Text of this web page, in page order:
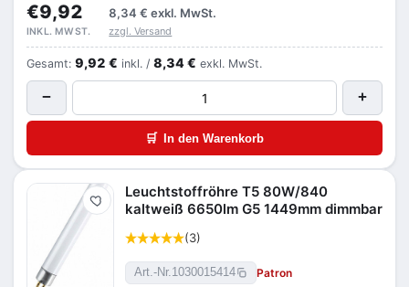
€9,92 8,34 € exkl. MwSt.
INKL. MWST. zzgl. Versand
Gesamt: 9,92 € inkl. / 8,34 € exkl. MwSt.
− +
🛒 In den Warenkorb
Merken
Leuchtstoffröhre T5 80W/840
kaltweiß 6650lm G5 1449mm dimmbar
(3)
Art.-Nr.1030015414 Patron